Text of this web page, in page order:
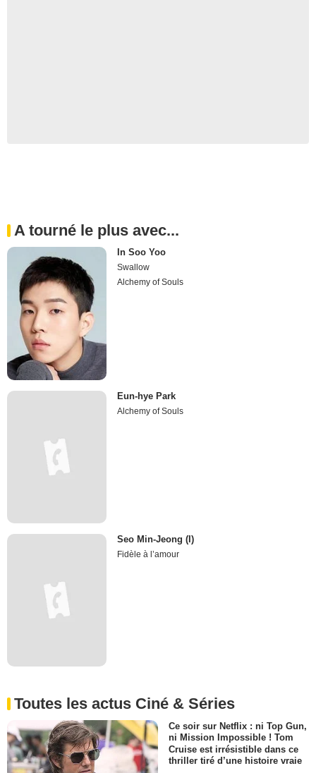
A tourné le plus avec...
In Soo Yoo
Swallow
Alchemy of Souls
Eun-hye Park
Alchemy of Souls
Seo Min-Jeong (I)
Fidèle à l’amour
Toutes les actus Ciné & Séries
Ce soir sur Netflix : ni Top Gun,
ni Mission Impossible ! Tom
Cruise est irrésistible dans ce
thriller tiré d’une histoire vraie